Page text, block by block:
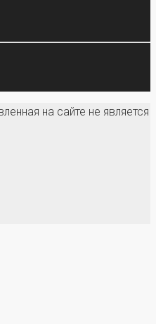
на сайте не является